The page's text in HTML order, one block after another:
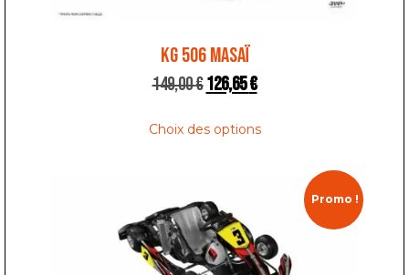
KG 506 MASAÏ
149,00€126,65€
Choix des options
Promo !